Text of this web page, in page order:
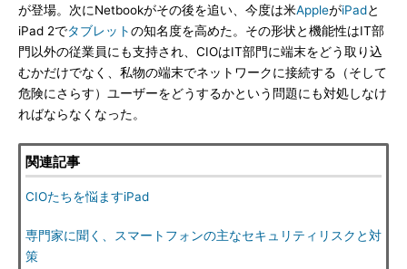
が登場。次にNetbookがその後を追い、今度は米AppleがiPadと
iPad 2でタブレットの知名度を高めた。その形状と機能性はIT部
門以外の従業員にも支持され、CIOはIT部門に端末をどう取り込
むかだけでなく、私物の端末でネットワークに接続する（そして
危険にさらす）ユーザーをどうするかという問題にも対処しなけ
ればならなくなった。
関連記事
CIOたちを悩ますiPad
専門家に聞く、スマートフォンの主なセキュリティリスクと対
策